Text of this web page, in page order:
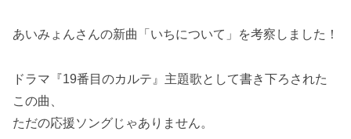
あいみょんさんの新曲「いちについて」を考察しました！
ドラマ『19番目のカルテ』主題歌として書き下ろされた
この曲、
ただの応援ソングじゃありません。